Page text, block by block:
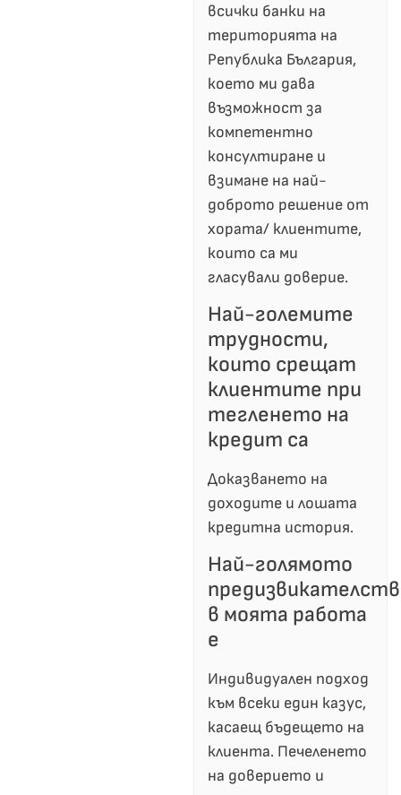
всички банки на
територията на
Република България,
което ми дава
възможност за
компетентно
консултиране и
взимане на най-
доброто решение от
хората/ клиентите,
които са ми
гласували доверие.
Най-големите
трудности,
които срещат
клиентите при
тегленето на
кредит са
Доказването на
доходите и лошата
кредитна история.
Най-голямото
в моята работа
е
Индивидуален подход
към всеки един казус,
касаещ бъдещето на
клиента. Печеленето
на доверието и